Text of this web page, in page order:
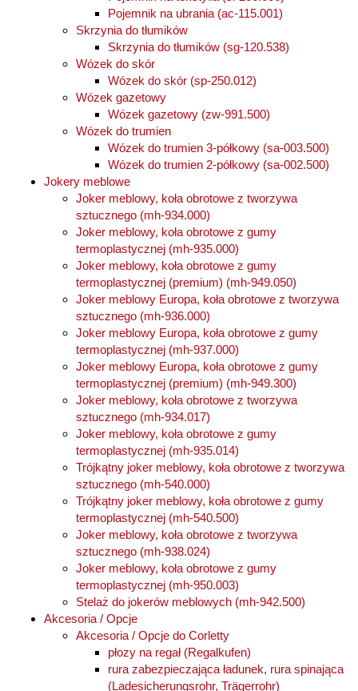
Pojemnik na ubrania (ac-115.001)
Skrzynia do tłumików
Skrzynia do tłumików (sg-120.538)
Wózek do skór
Wózek do skór (sp-250.012)
Wózek gazetowy
Wózek gazetowy (zw-991.500)
Wózek do trumien
Wózek do trumien 3-półkowy (sa-003.500)
Wózek do trumien 2-półkowy (sa-002.500)
Jokery meblowe
Joker meblowy, koła obrotowe z tworzywa
sztucznego (mh-934.000)
Joker meblowy, koła obrotowe z gumy
termoplastycznej (mh-935.000)
Joker meblowy, koła obrotowe z gumy
termoplastycznej (premium) (mh-949.050)
Joker meblowy Europa, koła obrotowe z tworzywa
sztucznego (mh-936.000)
Joker meblowy Europa, koła obrotowe z gumy
termoplastycznej (mh-937.000)
Joker meblowy Europa, koła obrotowe z gumy
termoplastycznej (premium) (mh-949.300)
Joker meblowy, koła obrotowe z tworzywa
sztucznego (mh-934.017)
Joker meblowy, koła obrotowe z gumy
termoplastycznej (mh-935.014)
Trójkątny joker meblowy, koła obrotowe z tworzywa
sztucznego (mh-540.000)
Trójkątny joker meblowy, koła obrotowe z gumy
termoplastycznej (mh-540.500)
Joker meblowy, koła obrotowe z tworzywa
sztucznego (mh-938.024)
Joker meblowy, koła obrotowe z gumy
termoplastycznej (mh‑950.003)
Stelaż do jokerów meblowych (mh-942.500)
Akcesoria / Opcje
Akcesoria / Opcje do Corletty
płozy na regał (Regalkufen)
rura zabezpieczająca ładunek, rura spinająca
(Ladesicherungsrohr, Trägerrohr)